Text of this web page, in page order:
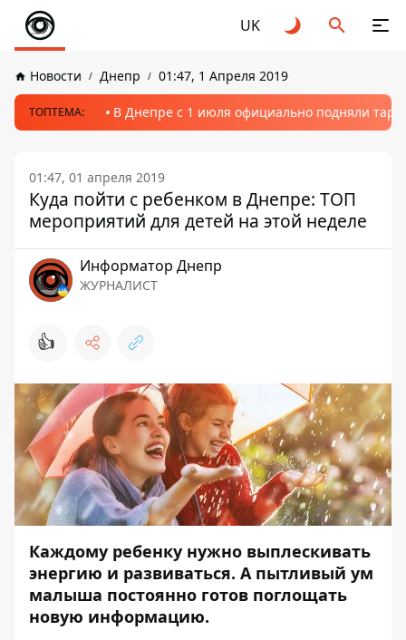
UK
Новости Днепр 01:47, 1 Апреля 2019
ТОПТЕМА: В Днепре с 1 июля официально подняли
01:47, 01 апреля 2019
Куда пойти с ребенком в Днепре: ТОП
мероприятий для детей на этой неделе
Информатор Днепр
ЖУРНАЛИСТ
👍
Каждому ребенку нужно выплескивать
энергию и развиваться. А пытливый ум
малыша постоянно готов поглощать
новую информацию.